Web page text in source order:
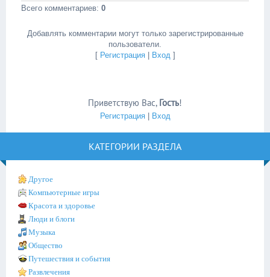
Всего комментариев: 0
Добавлять комментарии могут только зарегистрированные
пользователи.
[ Регистрация| Вход]
Приветствую Вас, Гость!
Регистрация| Вход
КАТЕГОРИИ РАЗДЕЛА
Другое
Компьютерные игры
Красота и здоровье
Люди и блоги
Музыка
Общество
Путешествия и события
Развлечения